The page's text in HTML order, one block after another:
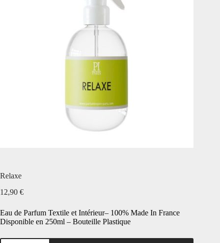
Relaxe
12,90 €
Eau de Parfum Textile et Intérieur– 100% Made In France
Disponible en 250ml – Bouteille Plastique